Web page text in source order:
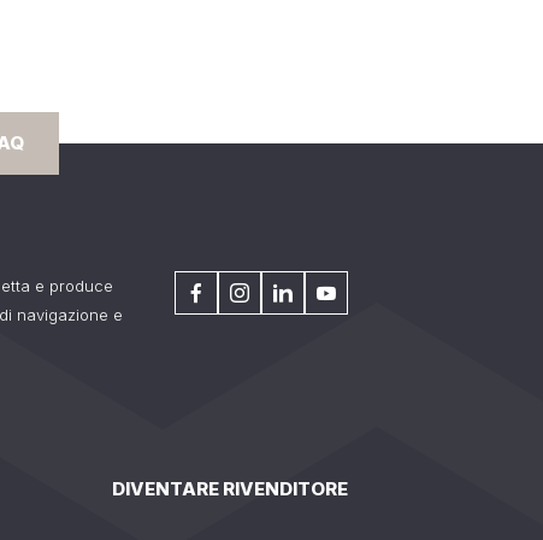
e produce
navigazione e
DIVENTARE RIVENDITORE